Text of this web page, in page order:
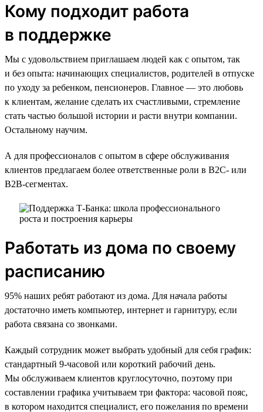
Кому подходит работа
в поддержке
Мы с удовольствием приглашаем людей как с опытом, так
и без опыта: начинающих специалистов, родителей в отпуске
по уходу за ребенком, пенсионеров. Главное — это любовь
к клиентам, желание сделать их счастливыми, стремление
стать частью большой истории и расти внутри компании.
Остальному научим.
А для профессионалов с опытом в сфере обслуживания
клиентов предлагаем более ответственные роли в B2C- или
B2B-сегментах.
Работать из дома по своему
расписанию
95% наших ребят работают из дома. Для начала работы
достаточно иметь компьютер, интернет и гарнитуру, если
работа связана со звонками.
Каждый сотрудник может выбрать удобный для себя график:
стандартный 9-часовой или короткий рабочий день.
Мы обслуживаем клиентов круглосуточно, поэтому при
составлении графика учитываем три фактора: часовой пояс,
в котором находится специалист, его пожелания по времени